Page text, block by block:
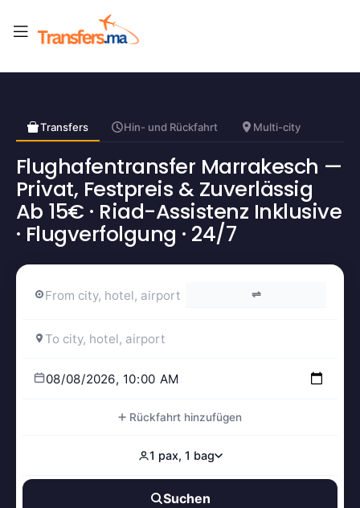
Transfers Hin- und Rückfahrt Multi-city
Flughafentransfer Marrakesch —
Privat, Festpreis & Zuverlässig
Ab 15€ · Riad-Assistenz Inklusive
· Flugverfolgung · 24/7
⇌
Rückfahrt hinzufügen
1 pax, 1 bag
Suchen